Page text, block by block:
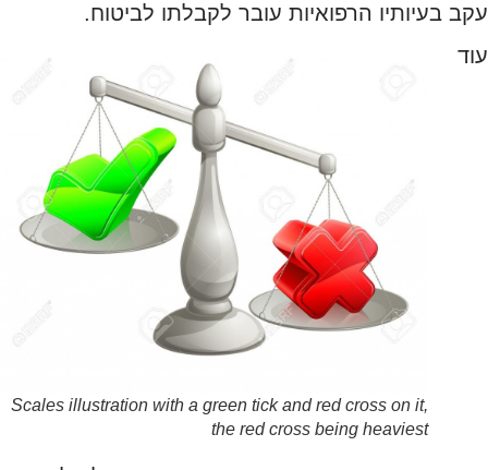
עקב בעיותיו הרפואיות עובר לקבלתו לביטוח.
Scales illustration with a green tick and red cross on it,
the red cross being heaviest
עוד